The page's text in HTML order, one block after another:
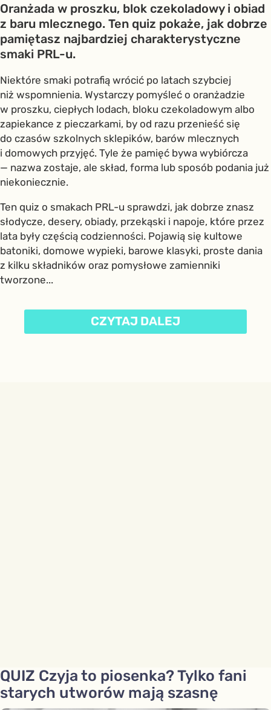
Oranżada w proszku, blok czekoladowy i obiad
z baru mlecznego. Ten quiz pokaże, jak dobrze
pamiętasz najbardziej charakterystyczne
smaki PRL-u.
Niektóre smaki potrafią wrócić po latach szybciej
niż wspomnienia. Wystarczy pomyśleć o oranżadzie
w proszku, ciepłych lodach, bloku czekoladowym albo
zapiekance z pieczarkami, by od razu przenieść się
do czasów szkolnych sklepików, barów mlecznych
i domowych przyjęć. Tyle że pamięć bywa wybiórcza
— nazwa zostaje, ale skład, forma lub sposób podania już
niekoniecznie.
Ten quiz o smakach PRL-u sprawdzi, jak dobrze znasz
słodycze, desery, obiady, przekąski i napoje, które przez
lata były częścią codzienności. Pojawią się kultowe
batoniki, domowe wypieki, barowe klasyki, proste dania
z kilku składników oraz pomysłowe zamienniki
tworzone...
CZYTAJ DALEJ
QUIZ Czyja to piosenka? Tylko fani
starych utworów mają szasnę